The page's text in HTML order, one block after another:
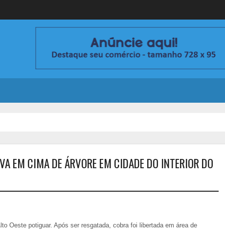
EM CIMA DE ÁRVORE EM CIDADE DO INTERIOR DO
Oeste potiguar. Após ser resgatada, cobra foi libertada em área de